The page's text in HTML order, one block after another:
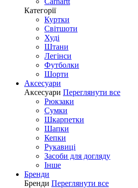
Категорії
Куртки
Світшоти
Худі
Штани
Легінси
Футболки
Шорти
Аксесуари
Аксесуари Переглянути все
Рюкзаки
Сумки
Шкарпетки
Шапки
Кепки
Рукавиці
Засоби для догляду
Інше
Бренди
Бренди Переглянути все